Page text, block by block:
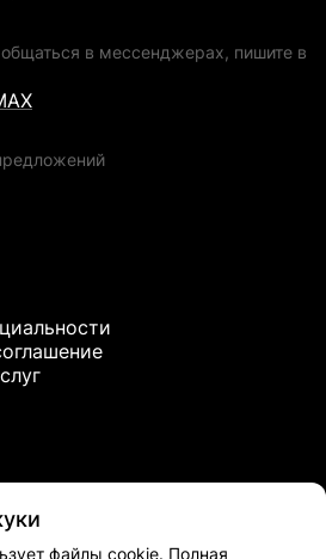
в мессенджерах, пишите в
экстремистской организацией и
файлы cookie. Полная